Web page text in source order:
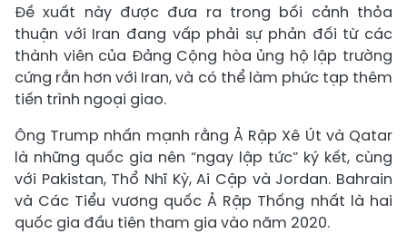
Đề xuất này được đưa ra trong bối cảnh thỏa
thuận với Iran đang vấp phải sự phản đối từ các
thành viên của Đảng Cộng hòa ủng hộ lập trường
cứng rắn hơn với Iran, và có thể làm phức tạp thêm
tiến trình ngoại giao.
Ông Trump nhấn mạnh rằng Ả Rập Xê Út và Qatar
là những quốc gia nên “ngay lập tức” ký kết, cùng
với Pakistan, Thổ Nhĩ Kỳ, Ai Cập và Jordan. Bahrain
và Các Tiểu vương quốc Ả Rập Thống nhất là hai
quốc gia đầu tiên tham gia vào năm 2020.